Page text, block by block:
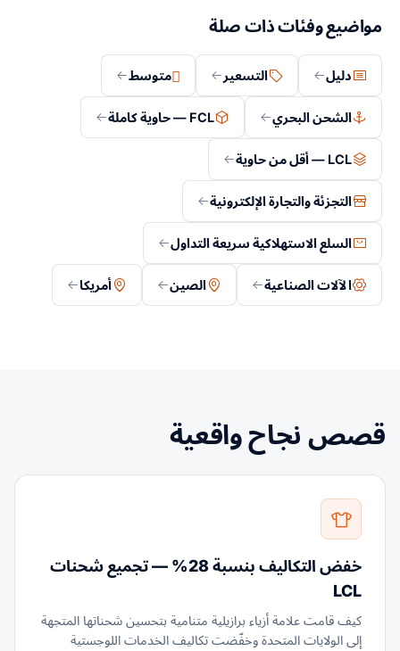
مواضيع وفئات ذات صلة
دليل التسعير متوسط
الشحن البحري FCL — حاوية كاملة
LCL — أقل من حاوية
التجزئة والتجارة الإلكترونية
السلع الاستهلاكية سريعة التداول
الآلات الصناعية الصين أمريكا
قصص نجاح واقعية
خفض التكاليف بنسبة 28% — تجميع شحنات
LCL
كيف قامت علامة أزياء برازيلية متنامية بتحسين شحناتها المتجهة
إلى الولايات المتحدة وخفّضت تكاليف الخدمات اللوجستية